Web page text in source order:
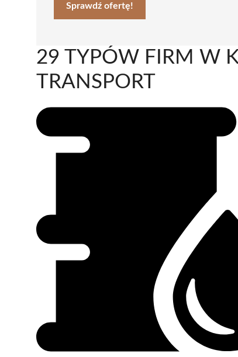
Sprawdź ofertę!
29 TYPÓW FIRM W
TRANSPORT